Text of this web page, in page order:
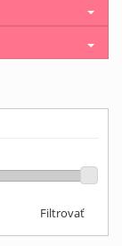
Filtrovať